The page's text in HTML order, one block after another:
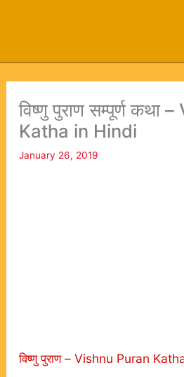
विष्णु पुराण सम्पूर्ण कथा
Katha in Hindi
January 26, 2019
विष्णु पुराण – Vishnu Puran